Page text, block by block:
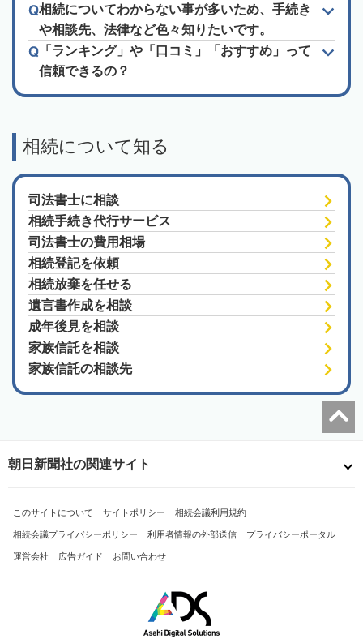
相続についてわからない事が多いため、手続き
や相談先、法律など色々知りたいです。
「ランキング」や「口コミ」「おすすめ」って
信頼できるの？
相続について知る
司法書士に相談
相続手続き代行サービス
司法書士の費用相場
相続登記を依頼
相続放棄を任せる
遺言書作成を相談
成年後見を相談
家族信託を相談
家族信託の相談先
朝日新聞社の関連サイト
このサイトについて サイトポリシー 相続会議利用規約
相続会議プライバシーポリシー 利用者情報の外部送信 プライバシーポータル
運営会社 広告ガイド お問い合わせ